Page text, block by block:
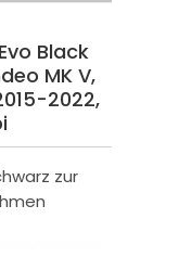
Black
MK V,
2022,
zur